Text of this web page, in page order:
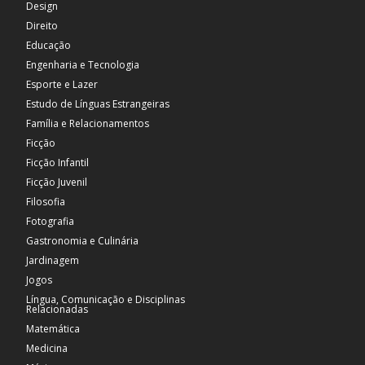
Design
Direito
Educação
Engenharia e Tecnologia
Esporte e Lazer
Estudo de Línguas Estrangeiras
Família e Relacionamentos
Ficção
Ficção Infantil
Ficção Juvenil
Filosofia
Fotografia
Gastronomia e Culinária
Jardinagem
Jogos
Língua, Comunicação e Disciplinas
Relacionadas
Matemática
Medicina